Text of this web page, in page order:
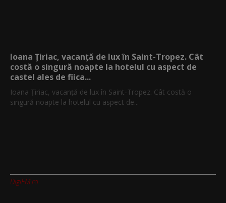
Ioana Țiriac, vacanță de lux în Saint-Tropez. Cât
costă o singură noapte la hotelul cu aspect de
castel ales de fiica...
Ioana Țiriac, vacanță de lux în Saint-Tropez. Cât costă o
singură noapte la hotelul cu aspect de...
DigiFM.ro